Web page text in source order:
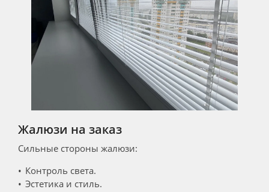
Жалюзи на заказ
Сильные стороны жалюзи:
Контроль света.
Эстетика и стиль.